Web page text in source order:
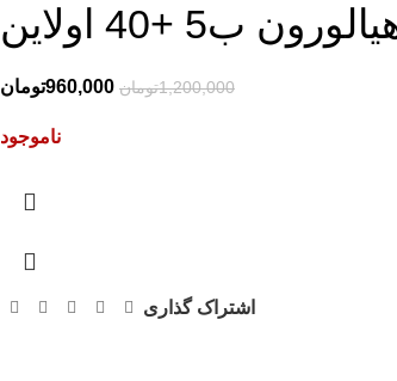
ب5 +40 اولاین
1,200,000تومان 960,000تومان
ناموجود
اشتراک گذاری